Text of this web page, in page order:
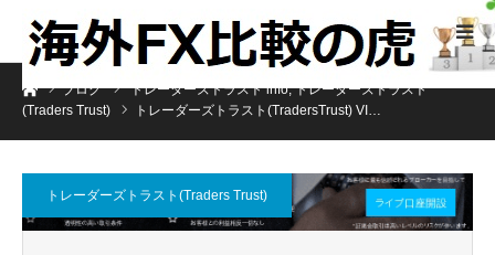
ホームブログ トレーダーズトラスト info, トレーダーズトラスト
(Traders Trust)
トレーダーズトラスト(TradersTrust) VI…
トレーダーズトラスト(Traders Trust)